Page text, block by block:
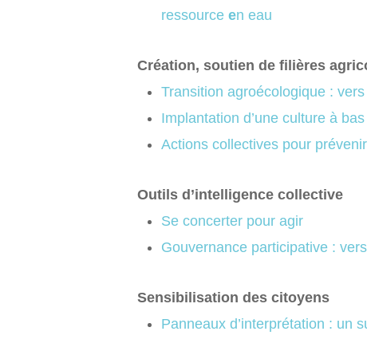
ressource en eau
Création, soutien de filières
Transition agroécologique :
Implantation d’une culture à
Actions collectives pour
Outils d’intelligence collective
Se concerter pour agir
Gouvernance participative :
Sensibilisation des citoyens
Panneaux d’interprétation : un